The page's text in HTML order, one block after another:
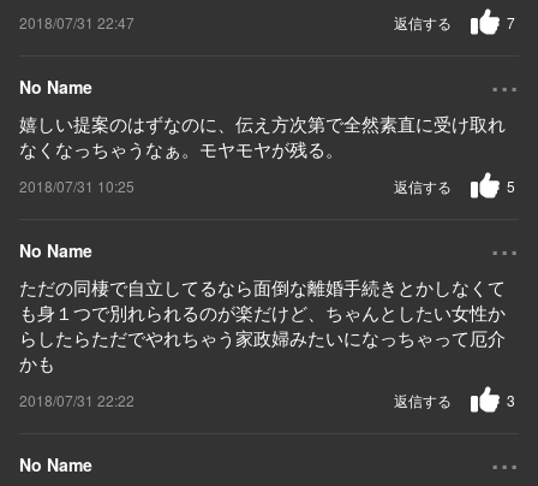
2018/07/31 22:47 7
返信する
No Name ...
嬉しい提案のはずなのに、伝え方次第で全然素直に受け取れ
なくなっちゃうなぁ。モヤモヤが残る。
2018/07/31 10:25 5
返信する
No Name ...
ただの同棲で自立してるなら面倒な離婚手続きとかしなくて
も身１つで別れられるのが楽だけど、ちゃんとしたい女性か
らしたらただでやれちゃう家政婦みたいになっちゃって厄介
かも
2018/07/31 22:22 3
返信する
No Name ...